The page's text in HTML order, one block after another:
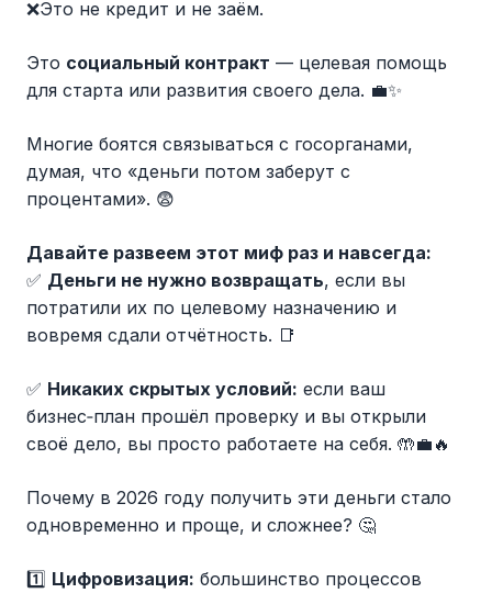
❌Это не кредит и не заём.
Это социальный контракт — целевая помощь
для старта или развития своего дела. 💼✨
Многие боятся связываться с госорганами,
думая, что «деньги потом заберут с
процентами». 😨
Давайте развеем этот миф раз и навсегда:
✅ Деньги не нужно возвращать, если вы
потратили их по целевому назначению и
вовремя сдали отчётность. 📑
✅ Никаких скрытых условий: если ваш
бизнес‑план прошёл проверку и вы открыли
своё дело, вы просто работаете на себя. 🤲💼🔥
Почему в 2026 году получить эти деньги стало
одновременно и проще, и сложнее? 🤔
1️⃣ Цифровизация: большинство процессов